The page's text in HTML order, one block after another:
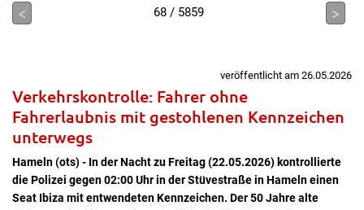
< 68 / 5859 >
veröffentlicht am 26.05.2026
Verkehrskontrolle: Fahrer ohne
Fahrerlaubnis mit gestohlenen Kennzeichen
unterwegs
Hameln (ots) - In der Nacht zu Freitag (22.05.2026) kontrollierte
die Polizei gegen 02:00 Uhr in der Stüvestraße in Hameln einen
Seat Ibiza mit entwendeten Kennzeichen. Der 50 Jahre alte